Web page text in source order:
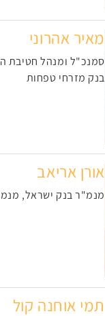
מאיר אהרוני
סמנכ"ל ומנהל חטיבת
בנק מזרחי טפחות
אורן אריאב
מנמ"ר בנק ישראל,
תמי אוחנה קול